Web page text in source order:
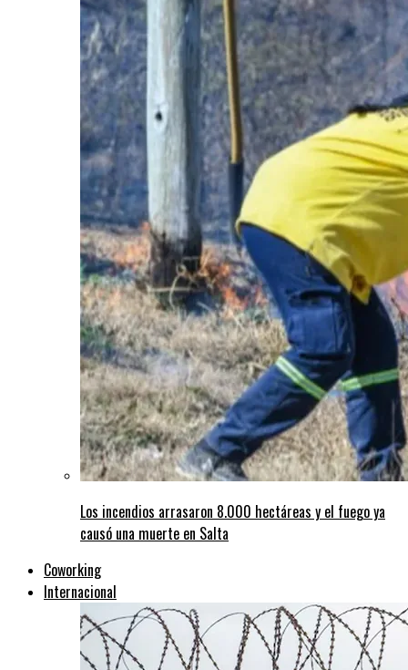
Los incendios arrasaron 8.000 hectáreas y el fuego ya
causó una muerte en Salta
Coworking
Internacional